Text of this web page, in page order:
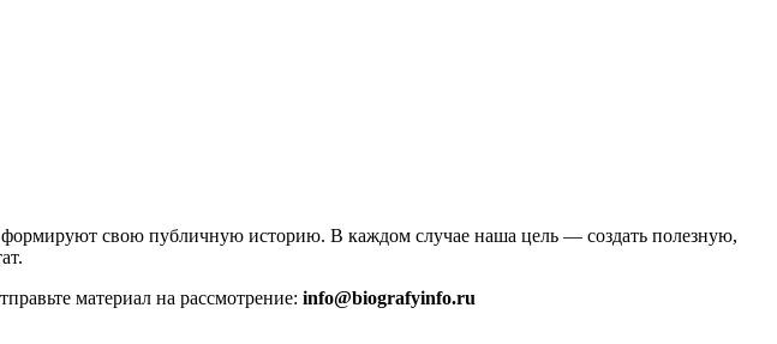
свою публичную историю. В каждом случае наша цель — создать полезную,
материал на рассмотрение: info@biografyinfo.ru